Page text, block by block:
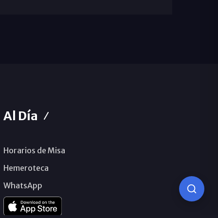
Al Día
Horarios de Misa
Hemeroteca
WhatsApp